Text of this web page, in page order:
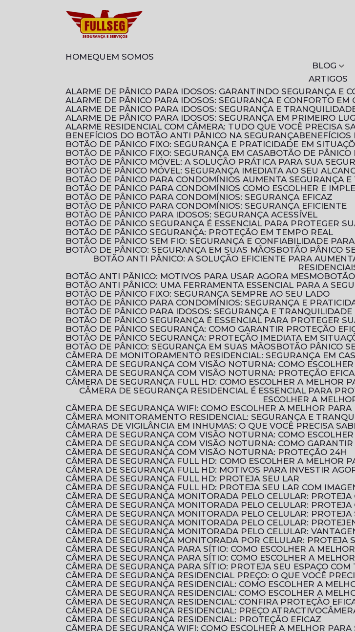
HOME
QUEM SOMOS
BLOG
ARTIGOS
ALARME DE PÂNICO PARA IDOSOS: GARANTINDO SEGURANÇA E
ALARME DE PÂNICO PARA IDOSOS: SEGURANÇA E CONFORTO EM
ALARME DE PÂNICO PARA IDOSOS: SEGURANÇA E
ALARME DE PÂNICO PARA IDOSOS: SEGURANÇA EM PRIMEIRO
ALARME RESIDENCIAL COM CÂMERA: TUDO QUE VOCÊ PRECISA
BENEFÍCIOS DO BOTÃO ANTI PÂNICO NA SEGURANÇA
BOTÃO DE PÂNICO FIXO: SEGURANÇA E PRATICIDADE EM
BOTÃO DE PÂNICO FIXO: SEGURANÇA EM CASA
BOTÃO DE
BOTÃO DE PÂNICO MÓVEL: A SOLUÇÃO PRÁTICA PARA SUA
BOTÃO DE PÂNICO MÓVEL: SEGURANÇA IMEDIATA AO SEU
BOTÃO DE PÂNICO PARA CONDOMÍNIOS AUMENTA SEGURANÇA
BOTÃO DE PÂNICO PARA CONDOMÍNIOS COMO ESCOLHER E
BOTÃO DE PÂNICO PARA CONDOMÍNIOS: SEGURANÇA EFICAZ
BOTÃO DE PÂNICO PARA CONDOMÍNIOS: SEGURANÇA EFICIENTE
BOTÃO DE PÂNICO PARA IDOSOS: SEGURANÇA ACESSÍVEL
BOTÃO DE PÂNICO SEGURANÇA É ESSENCIAL PARA PROTEGER
BOTÃO DE PÂNICO SEGURANÇA: PROTEÇÃO EM TEMPO REAL
BOTÃO DE PÂNICO SEM FIO: SEGURANÇA E CONFIABILIDADE
BOTÃO DE PÂNICO: SEGURANÇA EM SUAS MÃOS
BOTÃO PÂNICO
BOTÃO ANTI PÂNICO: A SOLUÇÃO EFICIENTE PARA AUMENTAR A SEGURANÇA EM AMBIENTES COMERCIAIS E
BOTÃO ANTI PÂNICO: MOTIVOS PARA USAR AGORA MESMO
BOTÃO ANTI PÂNICO: UMA FERRAMENTA ESSENCIAL PARA A
BOTÃO DE PÂNICO FIXO: SEGURANÇA SEMPRE AO SEU LADO
BOTÃO DE PÂNICO PARA CONDOMÍNIOS: SEGURANÇA E
BOTÃO DE PÂNICO PARA IDOSOS: SEGURANÇA E TRANQUILIDADE
BOTÃO DE PÂNICO SEGURANÇA É ESSENCIAL PARA PROTEGER
BOTÃO DE PÂNICO SEGURANÇA: COMO GARANTIR PROTEÇÃO
BOTÃO DE PÂNICO SEGURANÇA: PROTEÇÃO IMEDIATA EM
BOTÃO DE PÂNICO: SEGURANÇA EM SUAS MÃOS
BOTÃO PÂNICO
CÂMERA DE MONITORAMENTO RESIDENCIAL: SEGURANÇA EM
CÂMERA DE SEGURANÇA COM VISÃO NOTURNA: COMO
CÂMERA DE SEGURANÇA COM VISÃO NOTURNA: PROTEÇÃO
CÂMERA DE SEGURANÇA FULL HD: COMO ESCOLHER A MELHOR
CÂMERA DE SEGURANÇA RESIDENCIAL É ESSENCIAL PARA PROTEGER SUA CASA E SUA FAMÍLIA. DESCUBRA COMO
ESCOLHER A
CÂMERA DE SEGURANÇA WIFI: COMO ESCOLHER A MELHOR
CÂMERA MONITORAMENTO RESIDENCIAL: SEGURANÇA E
CÂMARAS DE VIGILÂNCIA EM INHUMAS: O QUE VOCÊ PRECISA
CÂMERA DE SEGURANÇA COM VISÃO NOTURNA: COMO
CÂMERA DE SEGURANÇA COM VISÃO NOTURNA: COMO
CÂMERA DE SEGURANÇA COM VISÃO NOTURNA: PROTEÇÃO 24H
CÂMERA DE SEGURANÇA FULL HD: COMO ESCOLHER A MELHOR
CÂMERA DE SEGURANÇA FULL HD: MOTIVOS PARA INVESTIR
CÂMERA DE SEGURANÇA FULL HD: PROTEJA SEU LAR
CÂMERA DE SEGURANÇA FULL HD: PROTEJA SEU LAR COM
CÂMERA DE SEGURANÇA MONITORADA PELO CELULAR:
CÂMERA DE SEGURANÇA MONITORADA PELO CELULAR:
CÂMERA DE SEGURANÇA MONITORADA PELO CELULAR:
CÂMERA DE SEGURANÇA MONITORADA PELO CELULAR:
CÂMERA DE SEGURANÇA MONITORADA PELO CELULAR:
CÂMERA DE SEGURANÇA MONITORADA POR CELULAR: PROTEJA
CÂMERA DE SEGURANÇA PARA SÍTIO: COMO ESCOLHER A
CÂMERA DE SEGURANÇA PARA SÍTIO: COMO ESCOLHER A
CÂMERA DE SEGURANÇA PARA SÍTIO: PROTEJA SEU ESPAÇO
CÂMERA DE SEGURANÇA RESIDENCIAL PREÇO: O QUE VOCÊ
CÂMERA DE SEGURANÇA RESIDENCIAL: COMO ESCOLHER A
CÂMERA DE SEGURANÇA RESIDENCIAL: COMO ESCOLHER A
CÂMERA DE SEGURANÇA RESIDENCIAL: CONFIRA PROTEÇÃO
CÂMERA DE SEGURANÇA RESIDENCIAL: PREÇO ATRACTIVO
CÂMERA DE SEGURANÇA RESIDENCIAL: PROTEÇÃO EFICAZ
CÂMERA DE SEGURANÇA WIFI: COMO ESCOLHER A MELHOR PARA